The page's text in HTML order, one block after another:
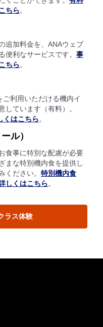
ちら。
追加料金を、ANAウェブ
便利なサービスです。 事
ちら。
利用いただける機内イ
しています（有料）。
くはこちら。
ル）
食事に特別な配慮が必要
まな特別機内食を提供し
ください。 特別機内食
しくはこちら。
ラス体験